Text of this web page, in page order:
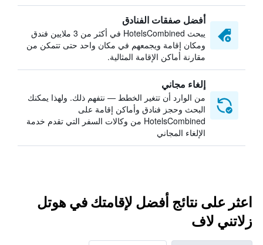
أفضل صفقات الفنادق
يبحث HotelsCombined في أكثر من 3 ملايين فندق
ومكان إقامة ويجمعهم في مكان واحد حتى تتمكن من
مقارنة أماكن الإقامة المثالية.
إلغاء مجاني
من الوارد أن تتغير الخطط — نتفهم ذلك. ولهذا يمكنك
البحث وحجز فنادق وأماكن إقامة على
HotelsCombined من وكالات السفر التي تقدم خدمة
الإلغاء المجاني
اعثر على نتائج أفضل لإقامتك في هوتل
زلاتني لاف